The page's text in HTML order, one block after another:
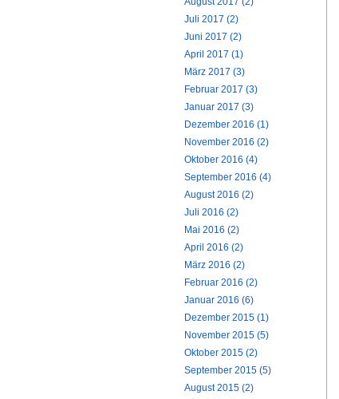
Juli 2017 (2)
Juni 2017 (2)
April 2017 (1)
März 2017 (3)
Februar 2017 (3)
Januar 2017 (3)
Dezember 2016 (1)
November 2016 (2)
Oktober 2016 (4)
September 2016 (4)
August 2016 (2)
Juli 2016 (2)
Mai 2016 (2)
April 2016 (2)
März 2016 (2)
Februar 2016 (2)
Januar 2016 (6)
Dezember 2015 (1)
November 2015 (5)
Oktober 2015 (2)
September 2015 (5)
August 2015 (2)